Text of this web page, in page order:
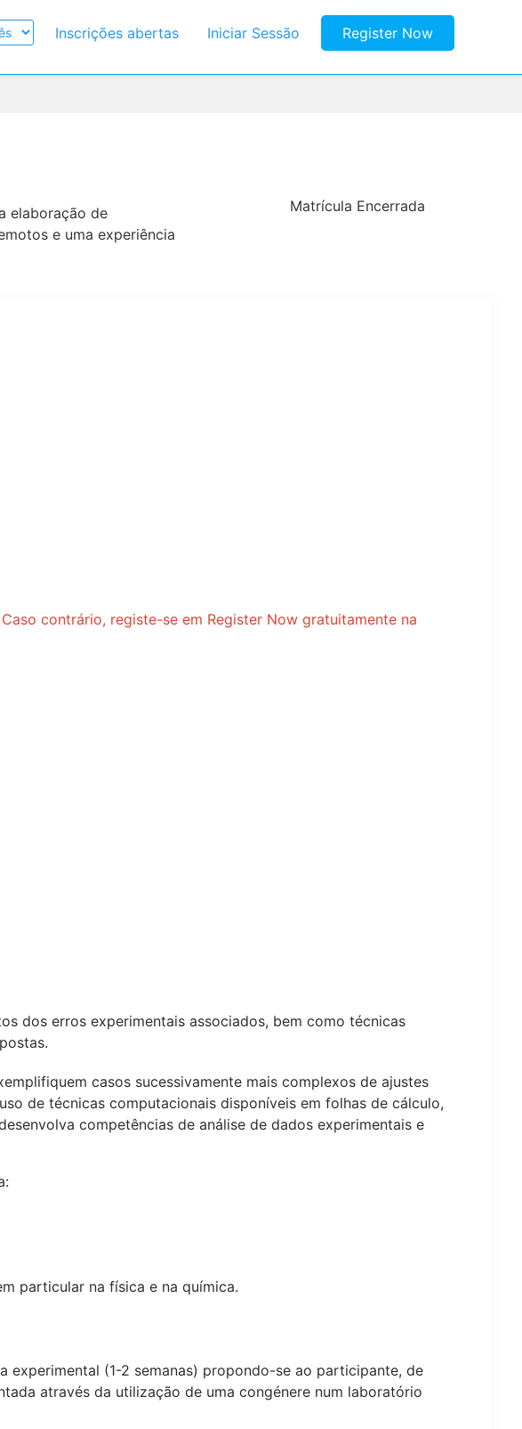
Inscrições abertas Iniciar Sessão Register Now
elaboração de
e uma experiência
Matrícula Encerrada
contrário, registe-se em Register Now gratuitamente na
dos erros experimentais associados, bem como técnicas
casos sucessivamente mais complexos de ajustes
de técnicas computacionais disponíveis em folhas de cálculo,
competências de análise de dados experimentais e
particular na física e na química.
(1-2 semanas) propondo-se ao participante, de
através da utilização de uma congénere num laboratório